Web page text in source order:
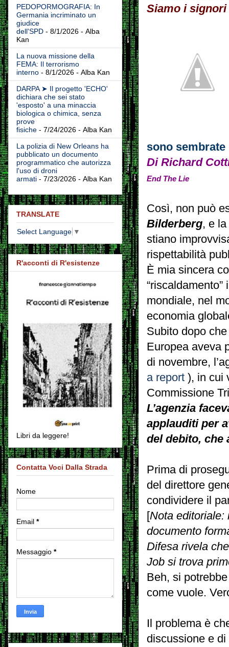
Siamo i
sono
Di Richard
End The Lie
Così, non può
Bilderberg, e
stiano
rispettabilità
È mia sincera
mondiale, nel
economia
Subito dopo
Europea aveva
di novembre,
a report ), in cui
Commissione
L’agenzia
applauditi per
del debito, che
Prima di
del direttore
condividere il
[Nota editoriale:
documento
Difesa rivela
Job si trova
Beh, si
come vuole.
Il problema è
discussione e
PEDOPORMOGRAFIA: In
Germania incriminato un
giudice
dell'SPD - 8/1/2026 - Alba
Kan
La nuova missione della
FEMA: Il terrorismo
interno - 8/1/2026 - Alba Kan
DARPA ➤ Il progetto 'ECHO'
dichiara che sei stato
'esposto' a una minaccia
biologica o chimica, senza
prove
fisiche - 7/24/2026 - Alba Kan
La polizia di New Orleans ha
pubblicato un documento
programmatico che autorizza
l'uso di droni
armati - 7/23/2026 - Alba Kan
TRANSLATE
Select Language ▼
R'acconti di R'esistenze
Libri da leggere!
Contatta Voci Dalla Strada
Nome
Email *
Messaggio *